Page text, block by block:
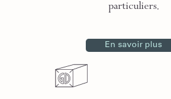
particuliers.
En savoir plus